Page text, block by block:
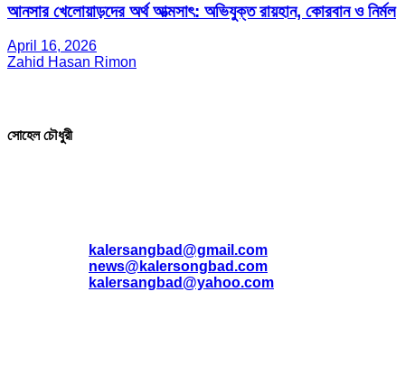
আনসার খেলোয়াড়দের অর্থ আত্মসাৎ: অভিযুক্ত রায়হান, কোরবান ও নির্মল
April 16, 2026
Zahid Hasan Rimon
সোহেল চৌধুরী
kalersangbad@gmail.com
news@kalersongbad.com
kalersangbad@yahoo.com